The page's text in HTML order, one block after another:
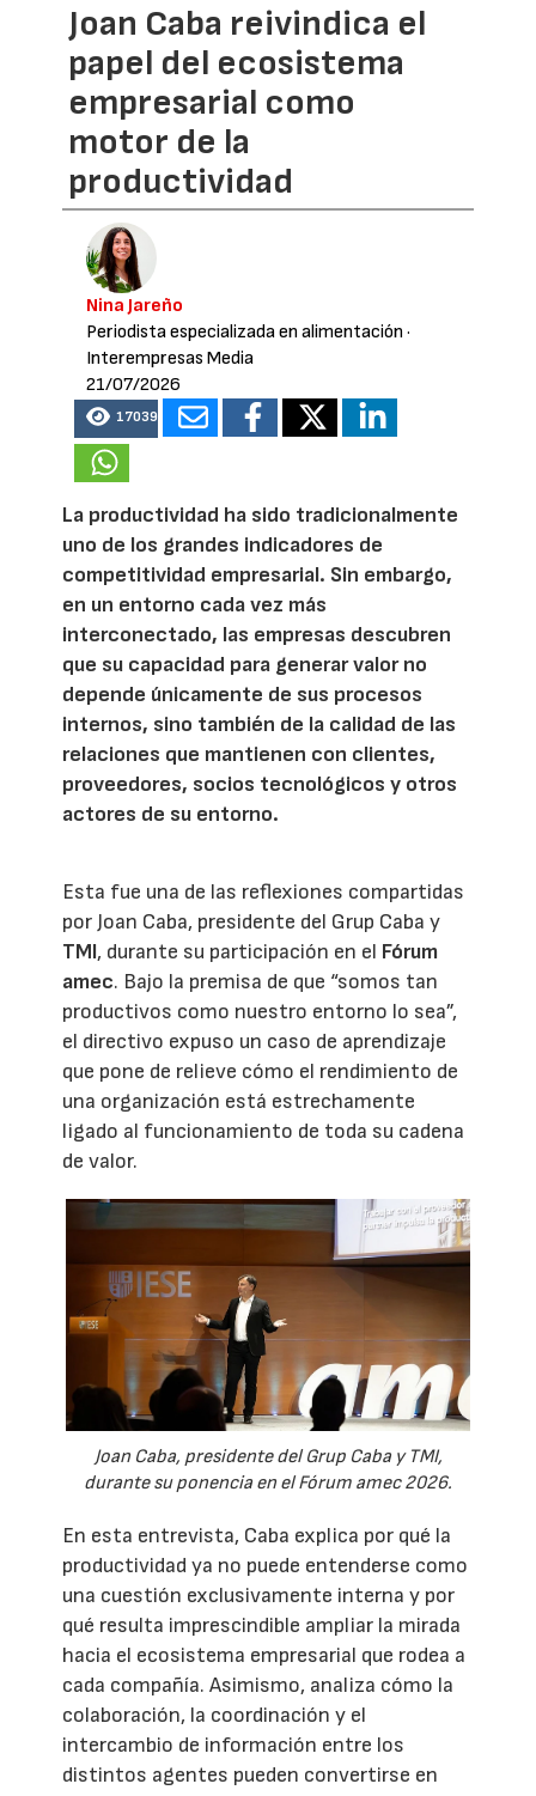
Joan Caba reivindica el
papel del ecosistema
empresarial como
motor de la
productividad
Nina Jareño
Periodista especializada en alimentación ·
Interempresas Media
21/07/2026
17039
La productividad ha sido tradicionalmente
uno de los grandes indicadores de
competitividad empresarial. Sin embargo,
en un entorno cada vez más
interconectado, las empresas descubren
que su capacidad para generar valor no
depende únicamente de sus procesos
internos, sino también de la calidad de las
relaciones que mantienen con clientes,
proveedores, socios tecnológicos y otros
actores de su entorno.
Esta fue una de las reflexiones compartidas
por Joan Caba, presidente del Grup Caba y
TMI, durante su participación en el Fórum
amec. Bajo la premisa de que “somos tan
productivos como nuestro entorno lo sea”,
el directivo expuso un caso de aprendizaje
que pone de relieve cómo el rendimiento de
una organización está estrechamente
ligado al funcionamiento de toda su cadena
de valor.
Joan Caba, presidente del Grup Caba y TMI,
durante su ponencia en el Fórum amec 2026.
En esta entrevista, Caba explica por qué la
productividad ya no puede entenderse como
una cuestión exclusivamente interna y por
qué resulta imprescindible ampliar la mirada
hacia el ecosistema empresarial que rodea a
cada compañía. Asimismo, analiza cómo la
colaboración, la coordinación y el
intercambio de información entre los
distintos agentes pueden convertirse en